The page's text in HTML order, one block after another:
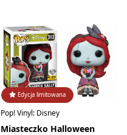
Edycja limitowana
Pop! Vinyl: Disney
Miasteczko Halloween